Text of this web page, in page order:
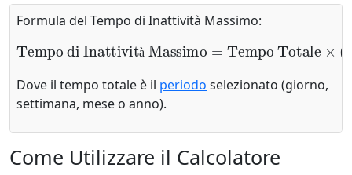
Formula del Tempo di Inattività Massimo:
à
Tempo di Inattività Massimo=
Tempo Totale ×(1−Percentuale di Disponibilità)
Dove il tempo totale è il periodo selezionato (giorno,
settimana, mese o anno).
Come Utilizzare il Calcolatore